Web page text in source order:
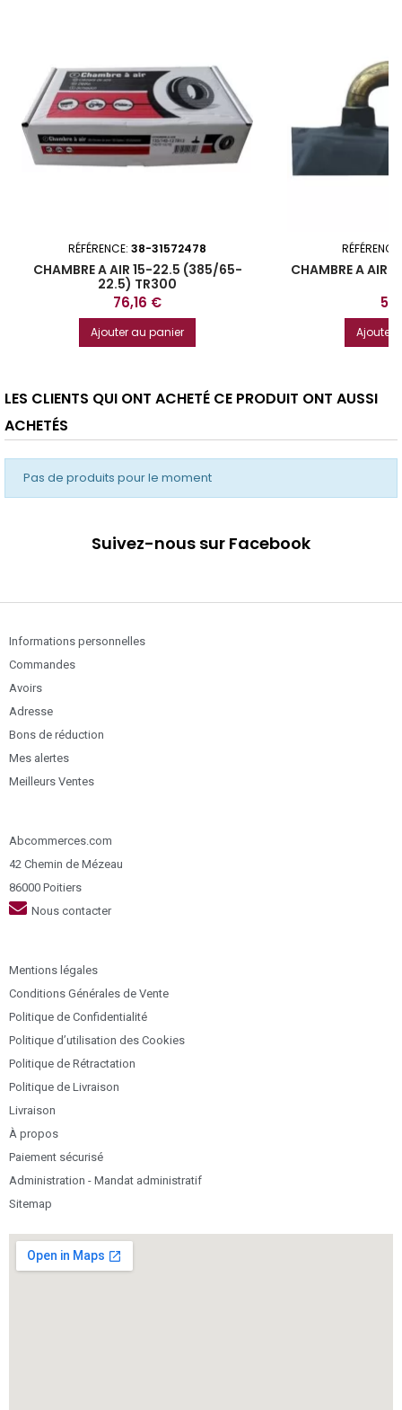
RÉFÉRENCE: 38-31572478
CHAMBRE A AIR 15-22.5 (385/65-
22.5) TR300
Prix
76,16 €
Ajouter au panier
CHAMBRE A
Prix
Ajouter
LES CLIENTS QUI ONT ACHETÉ CE PRODUIT ONT AUSSI
ACHETÉS
Pas de produits pour le moment
Suivez-nous sur Facebook
Informations personnelles
Commandes
Avoirs
Adresse
Bons de réduction
Mes alertes
Meilleurs Ventes
Abcommerces.com
42 Chemin de Mézeau
86000 Poitiers
Nous contacter
Mentions légales
Conditions Générales de Vente
Politique de Confidentialité
Politique d’utilisation des Cookies
Politique de Rétractation
Politique de Livraison
Livraison
À propos
Paiement sécurisé
Administration - Mandat administratif
Sitemap